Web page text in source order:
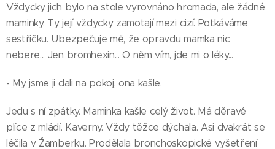
Vždycky jich bylo na stole vyrovnáno hromada, ale žádné
maminky. Ty její vždycky zamotají mezi cizí. Potkáváme
sestřičku. Ubezpečuje mě, že opravdu mamka nic
nebere... Jen bromhexin... O něm vím, jde mi o léky...
- My jsme ji dali na pokoj, ona kašle.
Jedu s ní zpátky. Maminka kašle celý život. Má děravé
plíce z mládí. Kaverny. Vždy těžce dýchala. Asi dvakrát se
léčila v Žamberku. Prodělala bronchoskopické vyšetření